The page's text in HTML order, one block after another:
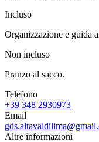
Incluso
Organizzazione e guida
Non incluso
Pranzo al sacco.
Telefono
+39 348 2930973
Email
Altre informazioni